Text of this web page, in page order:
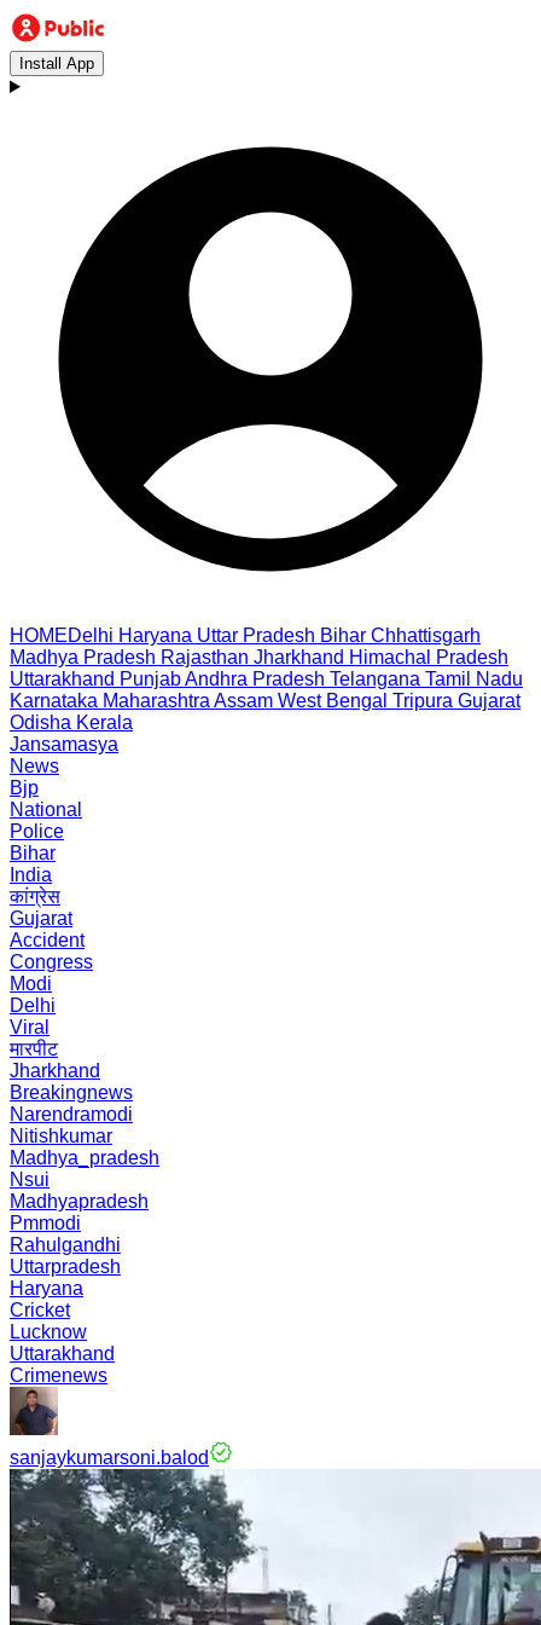
Install App
HOMEDelhi Haryana Uttar Pradesh Bihar Chhattisgarh
Madhya Pradesh Rajasthan Jharkhand Himachal Pradesh
Uttarakhand PunjabAndhra Pradesh Telangana Tamil Nadu
Karnataka Maharashtra Assam West Bengal Tripura Gujarat
Odisha Kerala
Jansamasya
News
Bjp
National
Police
Bihar
India
कांग्रेस
Gujarat
Accident
Congress
Modi
Delhi
Viral
मारपीट
Jharkhand
Breakingnews
Narendramodi
Nitishkumar
Madhya_pradesh
Nsui
Madhyapradesh
Pmmodi
Rahulgandhi
Uttarpradesh
Haryana
Cricket
Lucknow
Uttarakhand
Crimenews
sanjaykumarsoni.balod